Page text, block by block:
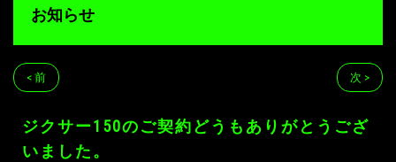
お知らせ
< 前 次 >
ジクサー150のご契約どうもありがとうござ
いました。